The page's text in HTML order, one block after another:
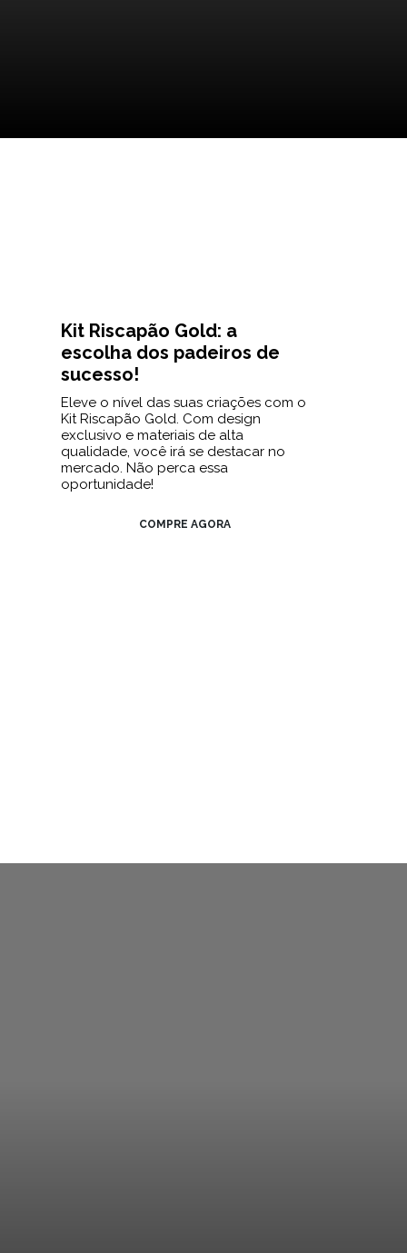
Kit Riscapão Gold: a
escolha dos padeiros de
sucesso!
Eleve o nível das suas criações com o
Kit Riscapão Gold. Com design
exclusivo e materiais de alta
qualidade, você irá se destacar no
mercado. Não perca essa
oportunidade!
COMPRE AGORA